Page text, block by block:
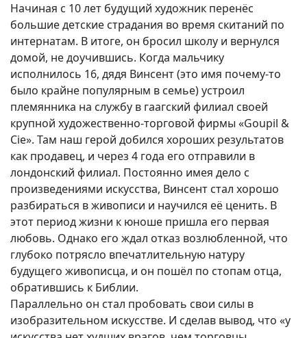
Начиная с 10 лет будущий художник перенёс
большие детские страдания во время скитаний по
интернатам. В итоге, он бросил школу и вернулся
домой, не доучившись. Когда мальчику
исполнилось 16, дядя Винсент (это имя почему-то
было крайне популярным в семье) устроил
племянника на службу в гаагский филиал своей
крупной художественно-торговой фирмы «Goupil &
Cie». Там наш герой добился хороших результатов
как продавец, и через 4 года его отправили в
лондонский филиал. Постоянно имея дело с
произведениями искусства, Винсент стал хорошо
разбираться в живописи и научился её ценить. В
этот период жизни к юноше пришла его первая
любовь. Однако его ждал отказ возлюбленной, что
глубоко потрясло впечатлительную натуру
будущего живописца, и он пошёл по стопам отца,
обратившись к Библии.
Параллельно он стал пробовать свои силы в
изобразительном искусстве. И сделав вывод, что «у